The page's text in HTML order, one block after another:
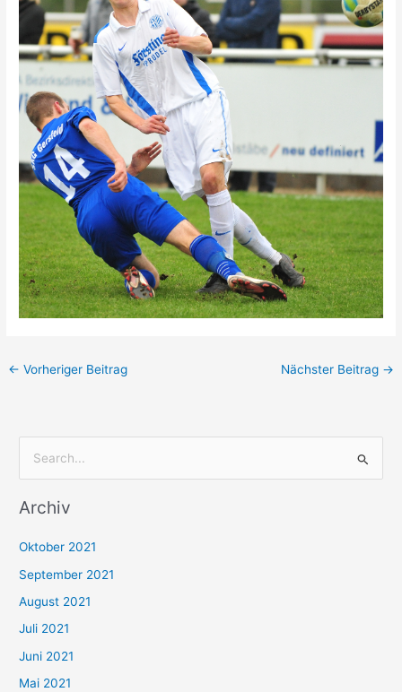
← Vorheriger Beitrag Nächster Beitrag →
c
n
n
a
c
h
Archiv
Oktober 2021
September 2021
August 2021
Juli 2021
Juni 2021
Mai 2021